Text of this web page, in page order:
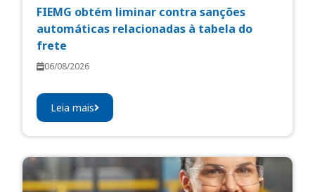
FIEMG obtém liminar contra sanções
automáticas relacionadas à tabela do
frete
06/08/2026
Leia mais